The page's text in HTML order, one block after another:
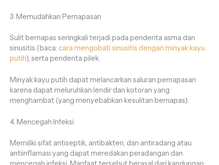
3. Memudahkan Pernapasan
Sulit bernapas seringkali terjadi pada penderita asma dan
sinusitis (baca: cara mengobati sinusitis dengan minyak kayu
putih), serta penderita pilek.
Minyak kayu putih dapat melancarkan saluran pernapasan
karena dapat meluruhkan lendir dan kotoran yang
menghambat (yang menyebabkan kesulitan bernapas).
4. Mencegah Infeksi
Memiliki sifat antiseptik, antibakteri, dan antiradang atau
antiinflamasi yang dapat meredakan peradangan dan